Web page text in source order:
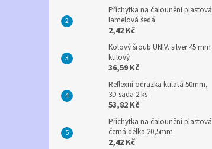
Příchytka na čalounění plastová
lamelová šedá
2,42 Kč
Kolový šroub UNIV. silver 45 mm
kulový
36,59 Kč
Reflexní odrazka kulatá 50mm,
3D sada 2 ks
53,82 Kč
Příchytka na čalounění plastová
černá délka 20,5mm
2,42 Kč